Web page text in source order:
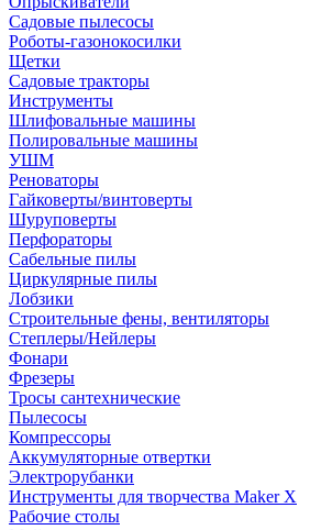
Садовые пылесосы
Роботы-газонокосилки
Щетки
Садовые тракторы
Инструменты
Шлифовальные машины
Полировальные машины
УШМ
Реноваторы
Гайковерты/винтоверты
Шуруповерты
Перфораторы
Сабельные пилы
Циркулярные пилы
Лобзики
Строительные фены, вентиляторы
Степлеры/Нейлеры
Фонари
Фрезеры
Тросы сантехнические
Пылесосы
Компрессоры
Аккумуляторные отвертки
Электрорубанки
Инструменты для творчества Maker X
Рабочие столы